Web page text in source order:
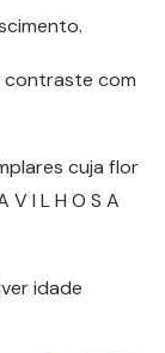
contraste com
cuja flor
I L H O S A
idade